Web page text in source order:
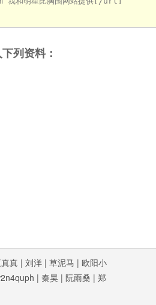
列资料：
真 | 刘洋 | 草泥马 | 欧阳小
| 秦昊 | 阮雨桑 | 郑